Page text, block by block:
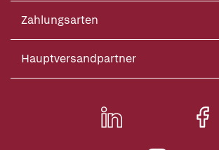
Zahlungsarten
Hauptversandpartner